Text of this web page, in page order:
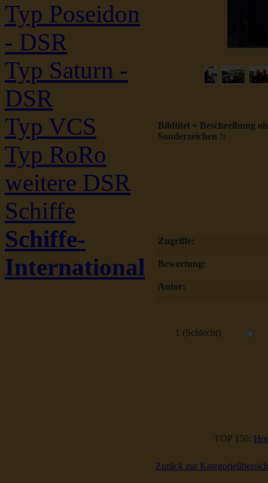
Typ Poseidon
- DSR
Typ Saturn -
DSR
Typ VCS
Typ RoRo
weitere DSR
Schiffe
Schiffe-
International
Bildtitel + Beschreibung
Sonderzeichen !:
Zugriffe:
Bewertung:
Autor:
1 (Schlecht)
TOP 150:
Zurück zur